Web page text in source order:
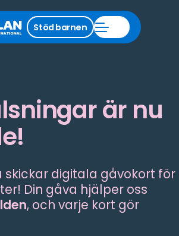
Stäng
stödmeny
Stöd barnen
Stöd
barnen
Öppna
meny
är nu
skickar digitala gåvokort för
Din gåva hjälper oss
, och varje kort gör